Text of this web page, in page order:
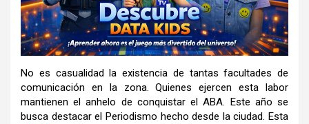
No es casualidad la existencia de tantas facultades de
comunicación en la zona. Quienes ejercen esta labor
mantienen el anhelo de conquistar el ABA. Este año se
busca destacar el Periodismo hecho desde la ciudad. Esta